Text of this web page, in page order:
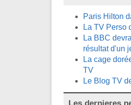
Paris Hilton
La TV Perso
La BBC
résultat d'un
La cage
TV
Le Blog TV